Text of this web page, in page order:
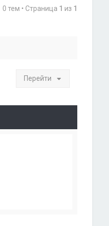
0 тем • Страница 1 из 1
Перейти